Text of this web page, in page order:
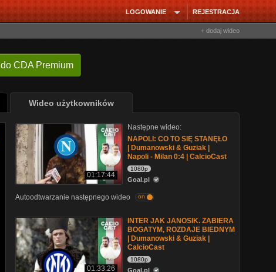
REJESTRACJA
LOGOWANIE
+ dodaj wideo
do CDA Premium
Wideo użytkowników
01:17:44
Następne wideo:
NAPOLI: CO TO SIĘ STANĘŁO
| Dumanowski & Guziak |
Napoli - Milan 0:4 | CalcioCast
1080p
Goal.pl
Autoodtwarzanie następnego wideo on
01:33:26
INTER JAK JANOSIK. ZABIERA
BOGATYM, ROZDAJE BIEDNYM
| Dumanowski & Guziak |
CalcioCast
1080p
Goal.pl